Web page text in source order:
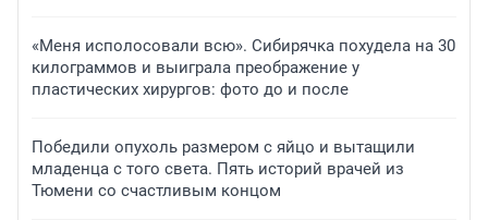
«Меня исполосовали всю». Сибирячка похудела на 30
килограммов и выиграла преображение у
пластических хирургов: фото до и после
Победили опухоль размером с яйцо и вытащили
младенца с того света. Пять историй врачей из
Тюмени со счастливым концом